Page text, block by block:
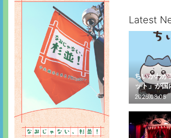
Latest
ちいかわ
ット」が
2026.08.05